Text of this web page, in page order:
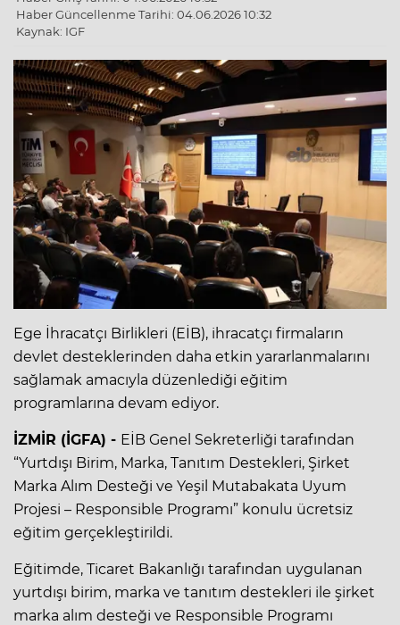
Haber Güncellenme Tarihi: 04.06.2026 10:32
Kaynak: IGF
Ege İhracatçı Birlikleri (EİB), ihracatçı firmaların
devlet desteklerinden daha etkin yararlanmalarını
sağlamak amacıyla düzenlediği eğitim
programlarına devam ediyor.
İZMİR (İGFA) - EİB Genel Sekreterliği tarafından
“Yurtdışı Birim, Marka, Tanıtım Destekleri, Şirket
Marka Alım Desteği ve Yeşil Mutabakata Uyum
Projesi – Responsible Programı” konulu ücretsiz
eğitim gerçekleştirildi.
Eğitimde, Ticaret Bakanlığı tarafından uygulanan
yurtdışı birim, marka ve tanıtım destekleri ile şirket
marka alım desteği ve Responsible Programı